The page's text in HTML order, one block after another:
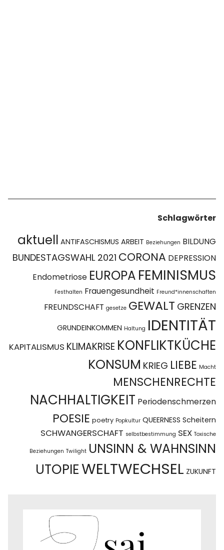
Schlagwörter
aktuell ANTIFASCHISMUS ARBEIT Beziehungen BILDUNG
BUNDESTAGSWAHL 2021 CORONA DEPRESSION
Endometriose EUROPA FEMINISMUS
Festhalten Frauengesundheit Freund*innenschaften
FREUNDSCHAFT gesetze GEWALT GRENZEN
GRUNDEINKOMMEN Haltung IDENTITÄT
KAPITALISMUS KLIMAKRISE KONFLIKTKÜCHE
KONSUM KRIEG LIEBE Macht
MENSCHENRECHTE
NACHHALTIGKEIT Periodenschmerzen
POESIE poetry Popkultur QUEERNESS Scheitern
SCHWANGERSCHAFT selbstbestimmung SEX Toxische
Beziehungen Twilight UNSINN & WAHNSINN
UTOPIEWELTWECHSEL ZUKUNFT